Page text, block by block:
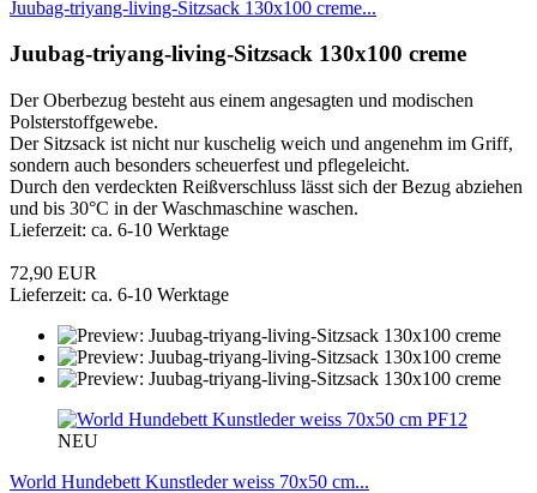
Juubag-triyang-living-Sitzsack 130x100 creme...
Juubag-triyang-living-Sitzsack 130x100 creme
Der Oberbezug besteht aus einem angesagten und modischen
Polsterstoffgewebe.
Der Sitzsack ist nicht nur kuschelig weich und angenehm im Griff,
sondern auch besonders scheuerfest und pflegeleicht.
Durch den verdeckten Reißverschluss lässt sich der Bezug abziehen
und bis 30°C in der Waschmaschine waschen.
Lieferzeit: ca. 6-10 Werktage
72,90 EUR
Lieferzeit: ca. 6-10 Werktage
PF12
NEU
World Hundebett Kunstleder weiss 70x50 cm...